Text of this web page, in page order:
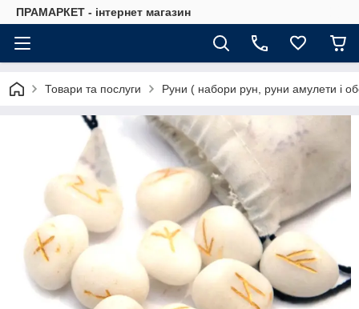
ПРАМАРКЕТ - інтернет магазин
Товари та послуги Руни ( набори рун, руни амулети і